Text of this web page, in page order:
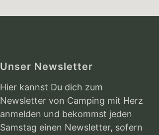
Unser Newsletter
Hier kannst Du dich zum
Newsletter von Camping mit Herz
anmelden und bekommst jeden
Samstag einen Newsletter, sofern